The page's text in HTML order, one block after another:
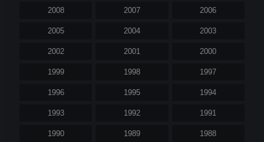
2008 2007 2006
2005 2004 2003
2002 2001 2000
1999 1998 1997
1996 1995 1994
1993 1992 1991
1990 1989 1988